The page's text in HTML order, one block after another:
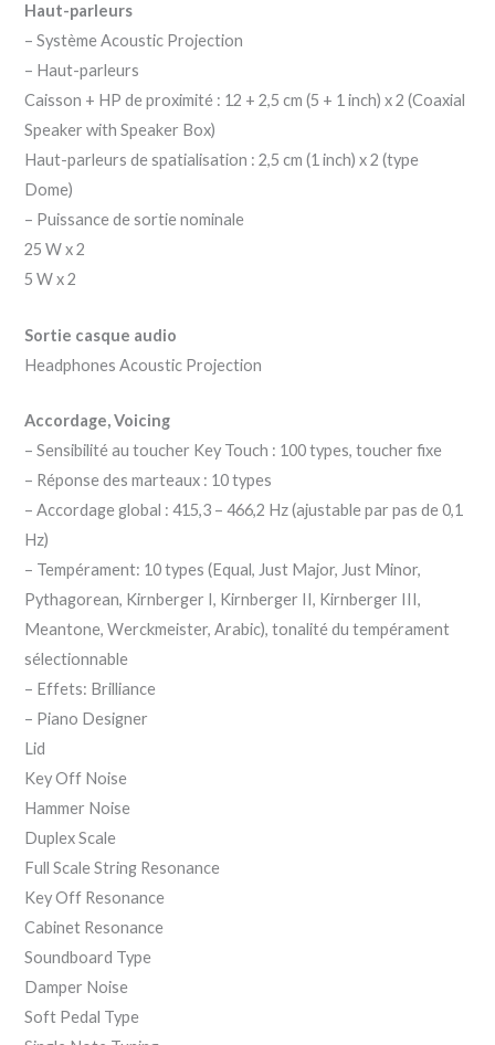
Haut-parleurs
– Système Acoustic Projection
– Haut-parleurs
Caisson + HP de proximité : 12 + 2,5 cm (5 + 1 inch) x 2 (Coaxial
Speaker with Speaker Box)
Haut-parleurs de spatialisation : 2,5 cm (1 inch) x 2 (type
Dome)
– Puissance de sortie nominale
25 W x 2
5 W x 2
Sortie casque audio
Headphones Acoustic Projection
Accordage, Voicing
– Sensibilité au toucher Key Touch : 100 types, toucher fixe
– Réponse des marteaux : 10 types
– Accordage global : 415,3 – 466,2 Hz (ajustable par pas de 0,1
Hz)
– Tempérament: 10 types (Equal, Just Major, Just Minor,
Pythagorean, Kirnberger I, Kirnberger II, Kirnberger III,
Meantone, Werckmeister, Arabic), tonalité du tempérament
sélectionnable
– Effets: Brilliance
– Piano Designer
Lid
Key Off Noise
Hammer Noise
Duplex Scale
Full Scale String Resonance
Key Off Resonance
Cabinet Resonance
Soundboard Type
Damper Noise
Soft Pedal Type